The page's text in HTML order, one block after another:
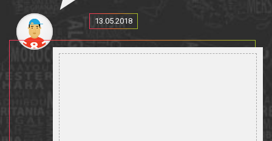
13.05.2018